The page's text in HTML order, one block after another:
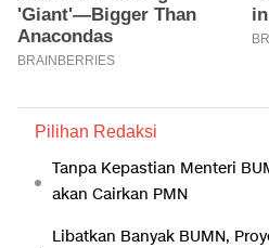
Pilihan Redaksi
Tanpa Kepastian Menteri
akan Cairkan PMN
Libatkan Banyak BUMN,